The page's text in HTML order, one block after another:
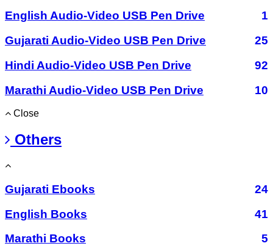
English Audio-Video USB Pen Drive
1
Gujarati Audio-Video USB Pen Drive
25
Hindi Audio-Video USB Pen Drive
92
Marathi Audio-Video USB Pen Drive
10
Close
Others
Gujarati Ebooks
24
English Books
41
Marathi Books
5